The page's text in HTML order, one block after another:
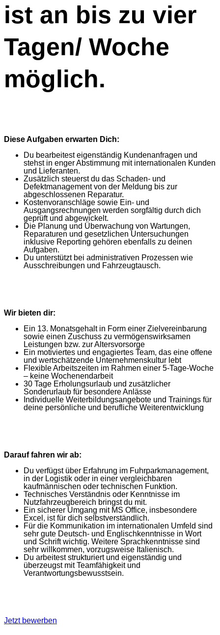
ist an bis zu vier
Tagen/ Woche
möglich.
Diese Aufgaben erwarten Dich:
Du bearbeitest eigenständig Kundenanfragen und
stehst in enger Abstimmung mit internationalen Kunden
und Lieferanten.
Zusätzlich steuerst du das Schaden- und
Defektmanagement von der Meldung bis zur
abgeschlossenen Reparatur.
Kostenvoranschläge sowie Ein- und
Ausgangsrechnungen werden sorgfältig durch dich
geprüft und abgewickelt.
Die Planung und Überwachung von Wartungen,
Reparaturen und gesetzlichen Untersuchungen
inklusive Reporting gehören ebenfalls zu deinen
Aufgaben.
Du unterstützt bei administrativen Prozessen wie
Ausschreibungen und Fahrzeugtausch.
Wir bieten dir:
Ein 13. Monatsgehalt in Form einer Zielvereinbarung
sowie einen Zuschuss zu vermögenswirksamen
Leistungen bzw. zur Altersvorsorge
Ein motiviertes und engagiertes Team, das eine offene
und wertschätzende Unternehmenskultur lebt
Flexible Arbeitszeiten im Rahmen einer 5-Tage-Woche
– keine Wochenendarbeit
30 Tage Erholungsurlaub und zusätzlicher
Sonderurlaub für besondere Anlässe
Individuelle Weiterbildungsangebote und Trainings für
deine persönliche und berufliche Weiterentwicklung
Darauf fahren wir ab:
Du verfügst über Erfahrung im Fuhrparkmanagement,
in der Logistik oder in einer vergleichbaren
kaufmännischen oder technischen Funktion.
Technisches Verständnis oder Kenntnisse im
Nutzfahrzeugbereich bringst du mit.
Ein sicherer Umgang mit MS Office, insbesondere
Excel, ist für dich selbstverständlich.
Für die Kommunikation im internationalen Umfeld sind
sehr gute Deutsch- und Englischkenntnisse in Wort
und Schrift wichtig. Weitere Sprachkenntnisse sind
sehr willkommen, vorzugsweise Italienisch.
Du arbeitest strukturiert und eigenständig und
überzeugst mit Teamfähigkeit und
Verantwortungsbewusstsein.
Jetzt bewerben